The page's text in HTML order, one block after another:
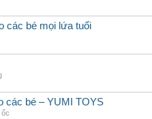
các bé mọi lứa tuổi
các bé – YUMI TOYS